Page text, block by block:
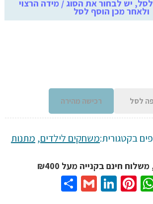
₪81.00.
יש לבחור את הסוג / מידה הרצוי
ולאחר מכן הוסף לסל
לסל רכישה מהירה
בקטגורית:משחקים לילדים, מתנות
WhatsApp
Pinterest
LinkedIn
Gmail